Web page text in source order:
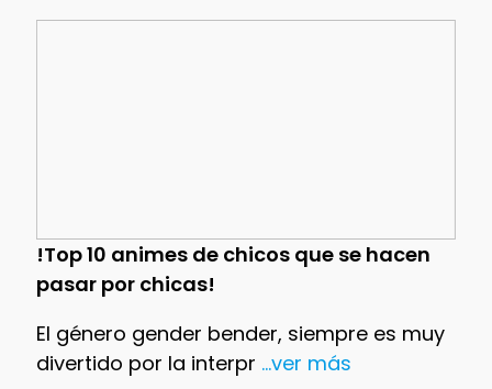
!Top 10 animes de chicos que se hacen
pasar por chicas!
El género gender bender, siempre es muy
divertido por la interpr ...ver más